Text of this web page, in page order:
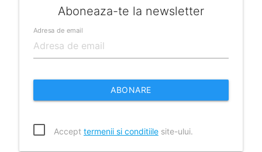
Aboneaza-te la newsletter
Adresa de email
ABONARE
Accept termenii si conditiilesite-ului.